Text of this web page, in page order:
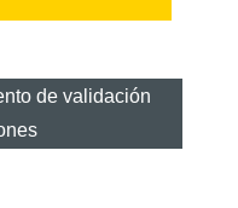
de validación